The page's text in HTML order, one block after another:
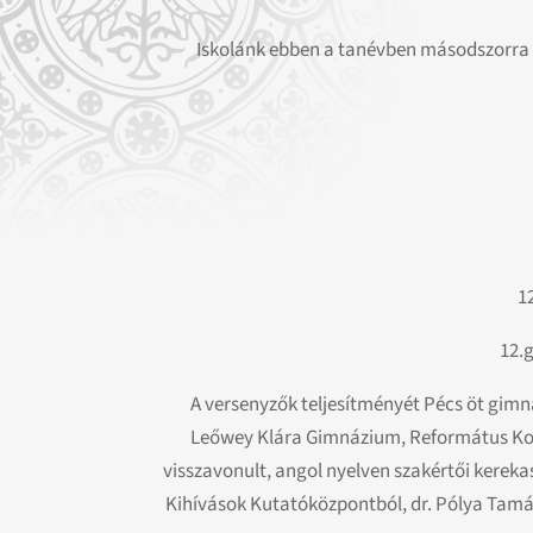
Iskolánk ebben a tanévben
A versenyzők teljesítményét Pécs öt
Leőwey Klára Gimnázium, Református
visszavonult, angol nyelven szakértői
Kihívások Kutatóközpontból, dr. Pólya